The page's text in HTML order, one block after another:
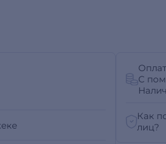
С
Как
лиц?